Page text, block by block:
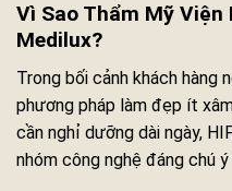
Vì Sao Thẩm Mỹ Viện
Medilux?
Trong bối cảnh khách hàng
phương pháp làm đẹp ít
cần nghỉ dưỡng dài ngày,
nhóm công nghệ đáng chú